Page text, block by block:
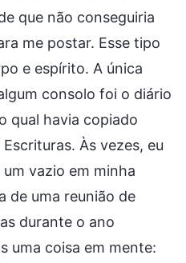
que não conseguiria
me postar. Esse tipo
e espírito. A única
consolo foi o diário
qual havia copiado
Às vezes, eu
vazio em minha
de uma reunião de
durante o ano
uma coisa em mente: